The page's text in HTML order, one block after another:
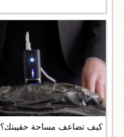
كيف تضاعف مساحة حقيبتك؟